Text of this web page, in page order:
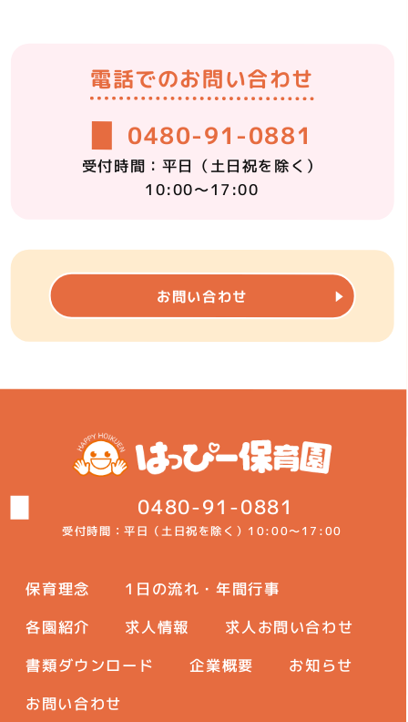
電話でのお問い合わせ
0480-91-0881
受付時間：平日 （土日祝を除く）
10:00～17:00
メールでのお問い合わせ
お問い合わせ
0480-91-0881
受付時間：平日（土日祝を除く） 10:00～17:00
保育理念 1日の流れ・年間行事
各園紹介 求人情報 求人お問い合わせ
書類ダウンロード 企業概要 お知らせ
お問い合わせ